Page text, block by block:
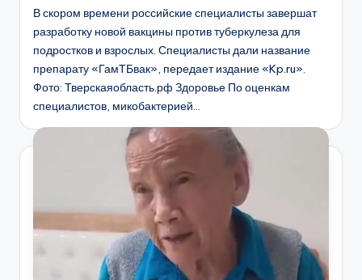
В скором времени российские специалисты завершат
разработку новой вакцины против туберкулеза для
подростков и взрослых. Специалисты дали название
препарату «ГамТБвак», передает издание «Kp.ru».
Фото: Тверскаяобласть.рф Здоровье По оценкам
специалистов, микобактерией…